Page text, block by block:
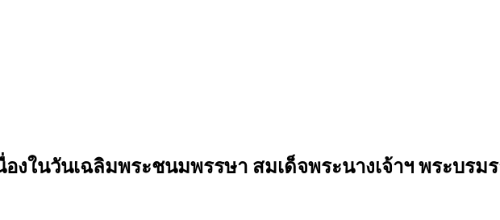
งในวันเฉลิมพระชนมพรรษา สมเด็จพระนางเจ้าฯ พระบรม